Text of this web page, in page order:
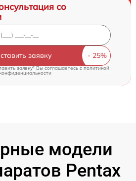
со
заявку
заявку" Вы соглашаетесь cполитикой
модели
Pentax